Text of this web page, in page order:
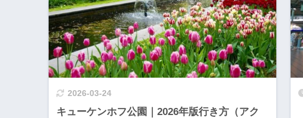
2026-03-24
キューケンホフ公園｜2026年版行き方（アク